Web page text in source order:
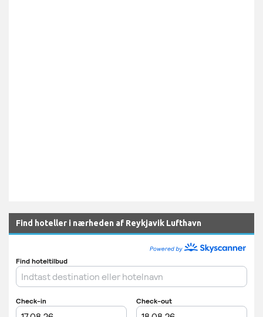
Find hoteller i nærheden af Reykjavik Lufthavn